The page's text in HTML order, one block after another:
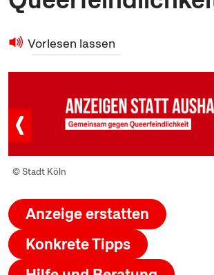
Vorlesen lassen
© Stadt Köln
Anzeige erstatten
Konkrete Tipps